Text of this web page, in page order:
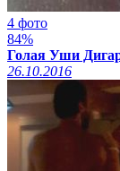
4 фото
84%
Голая Уши
26.10.2016